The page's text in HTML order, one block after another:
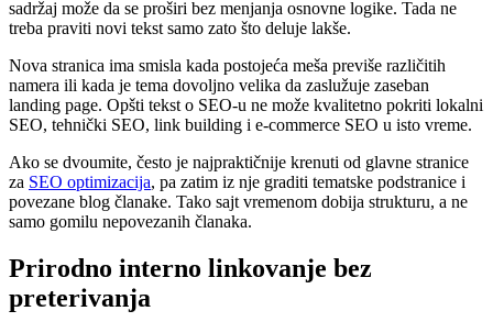
sadržaj može da se proširi bez menjanja osnovne logike. Tada ne
treba praviti novi tekst samo zato što deluje lakše.
Nova stranica ima smisla kada postojeća meša previše različitih
namera ili kada je tema dovoljno velika da zaslužuje zaseban
landing page. Opšti tekst o SEO-u ne može kvalitetno pokriti lokalni
SEO, tehnički SEO, link building i e-commerce SEO u isto vreme.
Ako se dvoumite, često je najpraktičnije krenuti od glavne stranice
za SEO optimizacija, pa zatim iz nje graditi tematske podstranice i
povezane blog članake. Tako sajt vremenom dobija strukturu, a ne
samo gomilu nepovezanih članaka.
Prirodno interno linkovanje bez
preterivanja